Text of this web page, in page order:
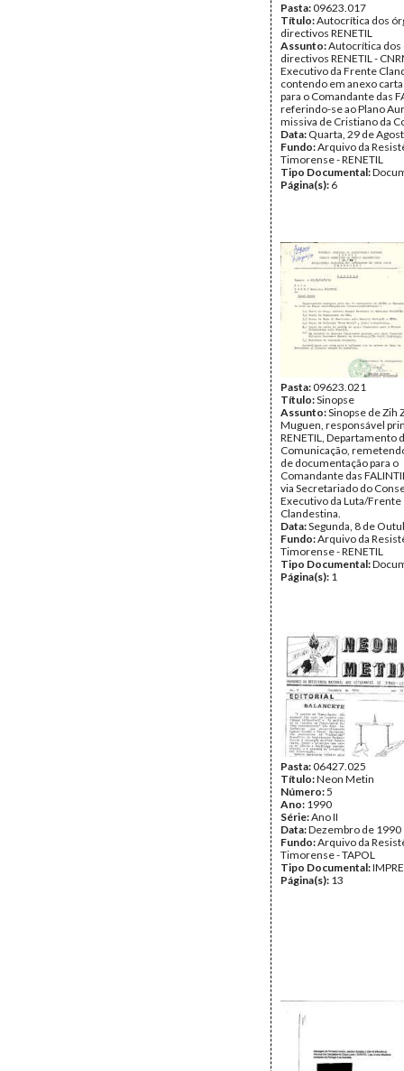
Pasta:09623.017
Título:Autocrítica dos
directivos RENETIL
Assunto:Autocrítica dos
directivos RENETIL -
Executivo da Frente
contendo em anexo carta
para o Comandante das
referindo-se ao Plano
missiva de Cristiano da
Data: Quarta, 29 de
Fundo:Arquivo da
Timorense - RENETIL
Tipo Documental:
Página(s): 6
Pasta:09623.021
Título:Sinopse
Assunto:Sinopse de Zih
Muguen, responsável
RENETIL, Departamento
Comunicação,
de documentação para o
Comandante das
via Secretariado do
Executivo da Luta/Frente
Clandestina.
Data:Segunda, 8 de
Fundo:Arquivo da
Timorense - RENETIL
Tipo Documental:
Página(s): 1
Pasta:06427.025
Título:Neon Metin
Número:5
Ano: 1990
Série:Ano II
Data:Dezembro de 1990
Fundo:Arquivo da
Timorense - TAPOL
Tipo Documental:
Página(s): 13